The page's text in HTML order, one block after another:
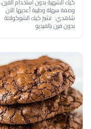
وصفة سهلة وطيبة أعديها الآن
شاهدي: تشيز كيك الشوكولاتة
بدون فرن بالفيديو